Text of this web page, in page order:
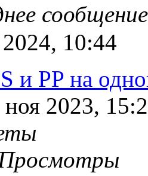
10:44
и PP на
ноя 2023,